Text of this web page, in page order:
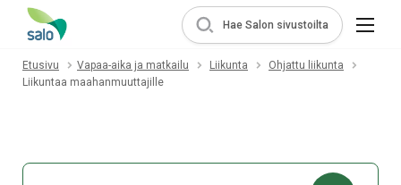
Hae Salon sivustoilta
Etusivu Vapaa-aika ja matkailu Liikunta
Ohjattu liikunta
Liikuntaa maahanmuuttajille